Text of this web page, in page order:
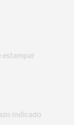
estampar
indicado